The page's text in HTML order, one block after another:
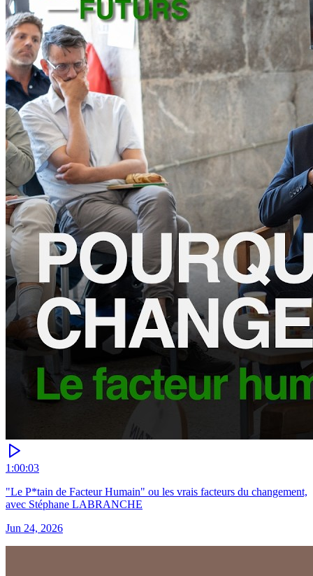
1:00:03
"Le P*tain de Facteur Humain" ou les vrais facteurs du changement,
avec Stéphane LABRANCHE
Jun 24, 2026